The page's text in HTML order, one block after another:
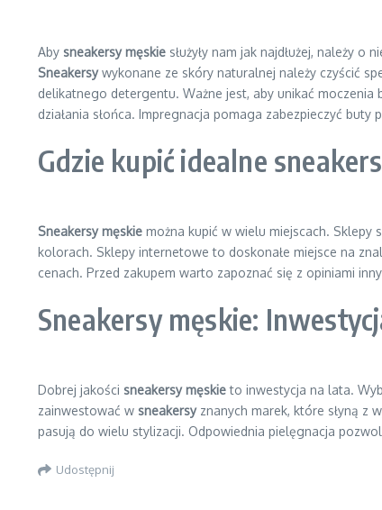
Aby sneakersy męskie służyły nam jak najdłużej, należy
Sneakersywykonane ze skóry naturalnej należy czyścić
delikatnego detergentu. Ważne jest, aby unikać
działania słońca. Impregnacja pomaga zabezpieczyć buty
Gdzie kupić idealne
Sneakersy męskie można kupić w wielu miejscach.
kolorach. Sklepy internetowe to doskonałe miejsce na
cenach. Przed zakupem warto zapoznać się z opiniami
Sneakersy męskie:
Dobrej jakości sneakersy męskieto inwestycja na lata.
zainwestować w sneakersyznanych marek, które słyną z
pasują do wielu stylizacji. Odpowiednia pielęgnacja
Udostępnij